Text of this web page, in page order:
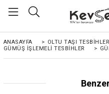
ANASAYFA > OLTU TAŞI TESBİHLER
GÜMÜŞ İŞLEMELİ TESBİHLER
>